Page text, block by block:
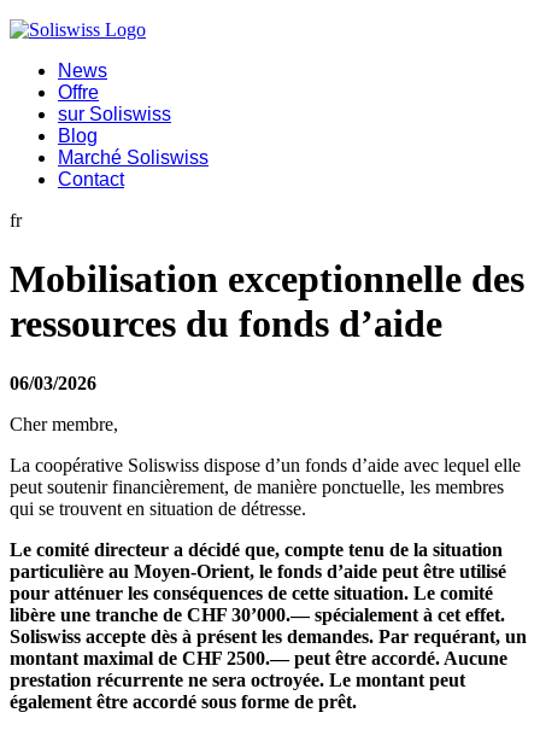
News
Offre
sur Soliswiss
Blog
Marché Soliswiss
Contact
fr
Mobilisation exceptionnelle des
ressources du fonds d’aide
06/03/2026
Cher membre,
La coopérative Soliswiss dispose d’un fonds d’aide avec lequel elle
peut soutenir financièrement, de manière ponctuelle, les membres
qui se trouvent en situation de détresse.
Le comité directeur a décidé que, compte tenu de la situation
particulière au Moyen-Orient, le fonds d’aide peut être utilisé
pour atténuer les conséquences de cette situation. Le comité
libère une tranche de CHF 30’000.— spécialement à cet effet.
Soliswiss accepte dès à présent les demandes. Par requérant, un
montant maximal de CHF 2500.— peut être accordé. Aucune
prestation récurrente ne sera octroyée. Le montant peut
également être accordé sous forme de prêt.